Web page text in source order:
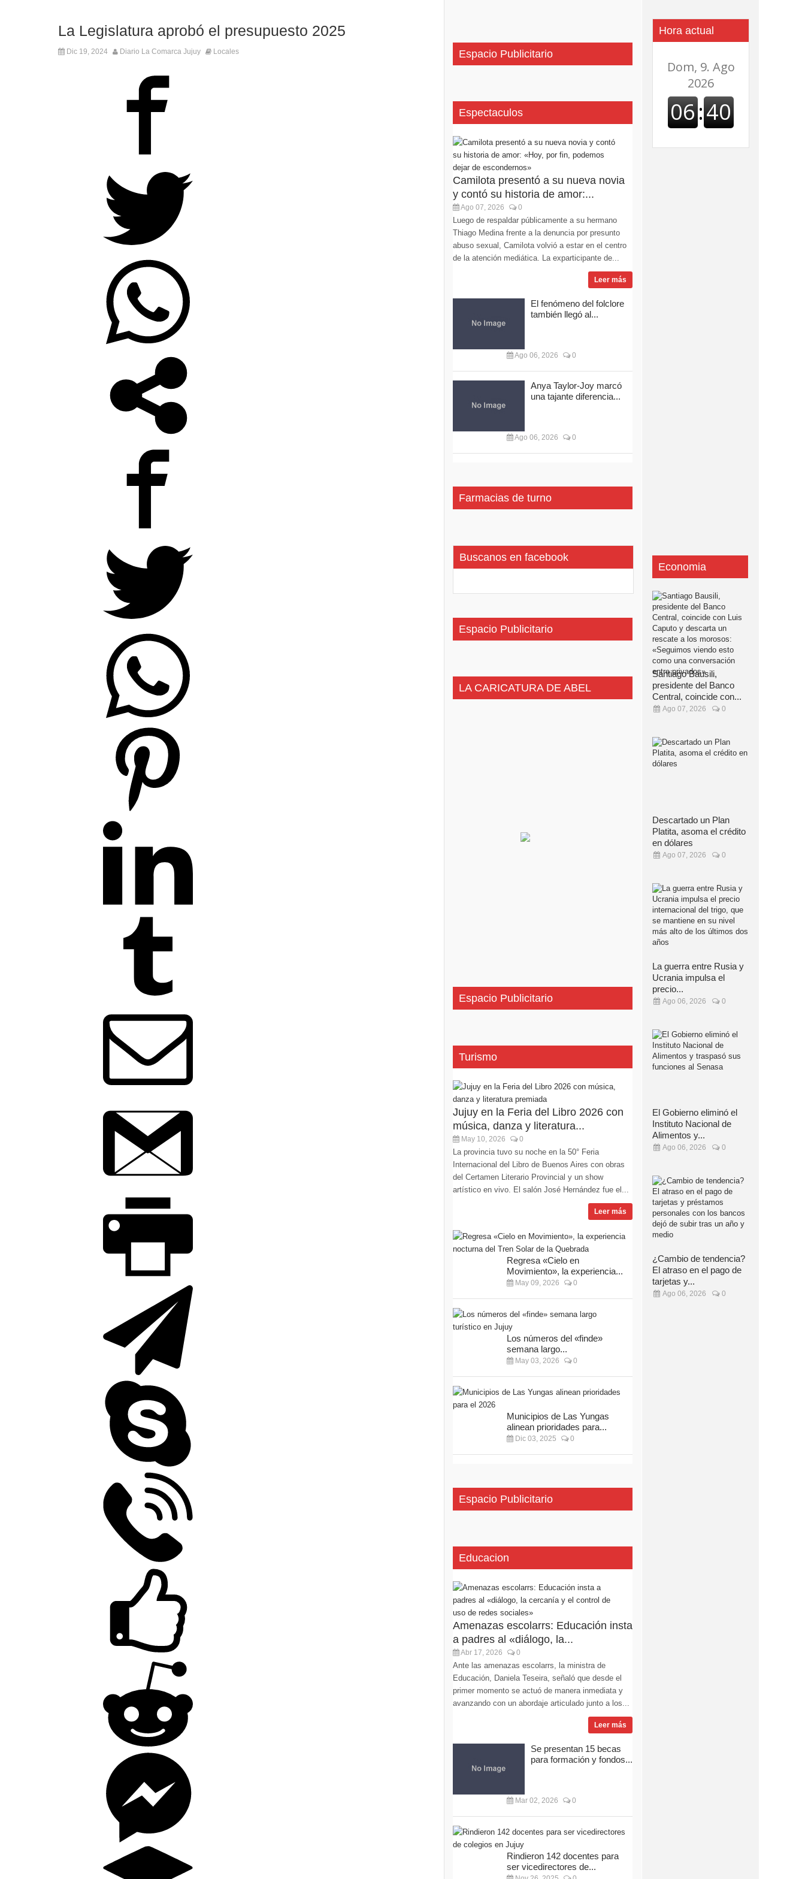
La Legislatura aprobó el presupuesto 2025
Dic 19, 2024 Diario La Comarca Jujuy Locales Espacio Publicitario
Espectaculos
Camilota presentó a su nueva novia
y contó su historia de amor:...
Ago 07, 2026 0
Luego de respaldar públicamente a su hermano
Thiago Medina frente a la denuncia por presunto
abuso sexual, Camilota volvió a estar en el centro
de la atención mediática. La exparticipante de...
Leer más
El fenómeno del folclore
también llegó al...
Ago 06, 2026 0
Anya Taylor-Joy marcó
una tajante diferencia...
Ago 06, 2026 0
Farmacias de turno
Buscanos en facebook
Espacio Publicitario
LA CARICATURA DE ABEL
Espacio Publicitario
Turismo
Jujuy en la Feria del Libro 2026 con
música, danza y literatura...
May 10, 2026 0
La provincia tuvo su noche en la 50° Feria
Internacional del Libro de Buenos Aires con obras
del Certamen Literario Provincial y un show
artístico en vivo. El salón José Hernández fue el...
Leer más
Regresa «Cielo en
Movimiento», la experiencia...
May 09, 2026 0
Los números del «finde»
semana largo...
May 03, 2026 0
Municipios de Las Yungas
alinean prioridades para...
Dic 03, 2025 0
Espacio Publicitario
Educacion
Amenazas escolarrs: Educación insta
a padres al «diálogo, la...
Abr 17, 2026 0
Ante las amenazas escolarrs, la ministra de
Educación, Daniela Teseira, señaló que desde el
primer momento se actuó de manera inmediata y
avanzando con un abordaje articulado junto a los...
Leer más
Se presentan 15 becas
para formación y fondos...
Mar 02, 2026 0
Rindieron 142 docentes para
ser vicedirectores de...
Hora actual
Economia
Santiago Bausili,
presidente del Banco
Central, coincide con...
Ago 07, 2026 0
Descartado un Plan
Platita, asoma el crédito
en dólares
Ago 07, 2026 0
La guerra entre Rusia y
Ucrania impulsa el
precio...
Ago 06, 2026 0
El Gobierno eliminó el
Instituto Nacional de
Alimentos y...
Ago 06, 2026 0
¿Cambio de tendencia?
El atraso en el pago de
tarjetas y...
Ago 06, 2026 0